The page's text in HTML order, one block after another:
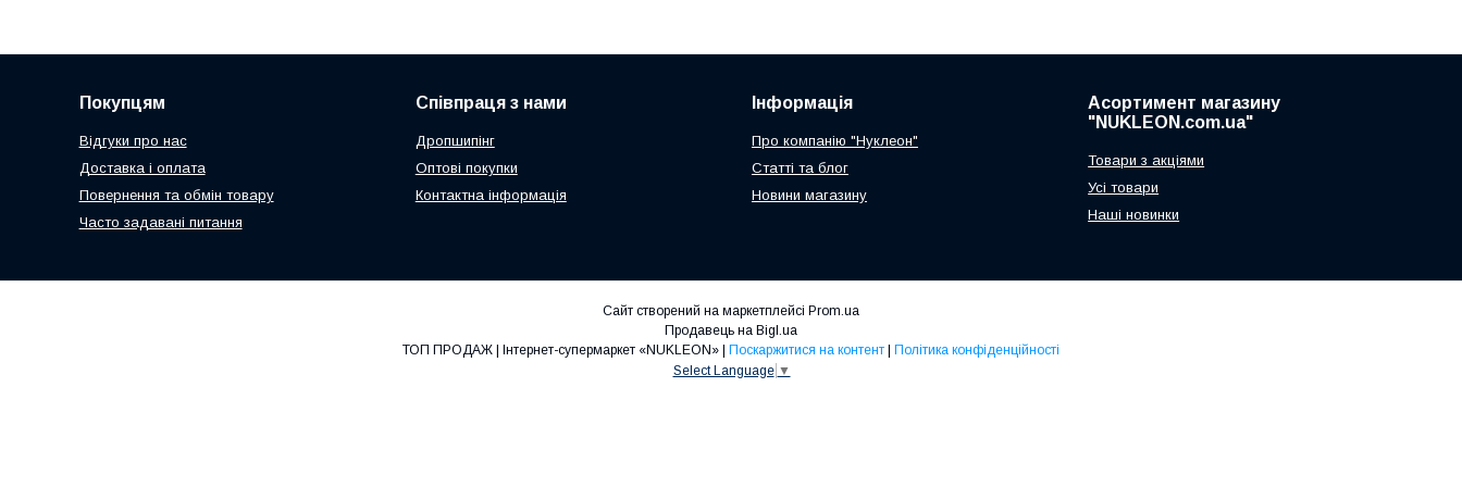
Покупцям
Відгуки про нас
Доставка і оплата
Повернення та обмін товару
Часто задавані питання
Співпраця з нами
Дропшипінг
Оптові покупки
Контактна інформація
Інформація
Про компанію "Нуклеон"
Статті та блог
Новини магазину
Асортимент магазину
"NUKLEON.com.ua"
Товари з акціями
Усі товари
Наші новинки
Сайт створений на маркетплейсі Prom.ua
Продавець на Bigl.ua
ТОП ПРОДАЖ | Інтернет-супермаркет «NUKLEON» | Поскаржитися на контент | Політика конфіденційності
Select Language ▼